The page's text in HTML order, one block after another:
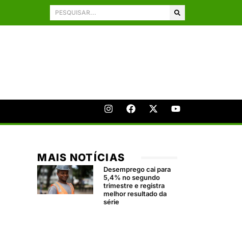
MAIS NOTÍCIAS
Desemprego cai para
5,4% no segundo
trimestre e registra
melhor resultado da
série